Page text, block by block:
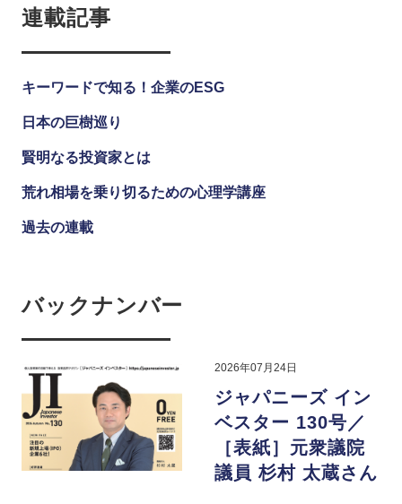
連載記事
キーワードで知る！企業のESG
日本の巨樹巡り
賢明なる投資家とは
荒れ相場を乗り切るための心理学講座
過去の連載
バックナンバー
2026年07月24日
ジャパニーズ イン
ベスター 130号／
［表紙］元衆議院
議員 杉村 太蔵さん